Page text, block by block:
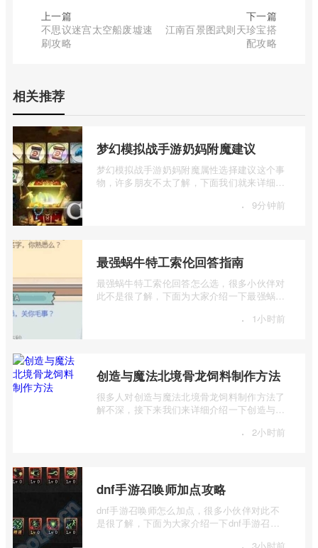
上一篇
不思议迷宫太空船废墟速
刷攻略
下一篇
江南百景图武则天珍宝搭
配攻略
相关推荐
梦幻模拟战手游奶妈附魔建议
梦幻模拟战手游奶妈附魔属性选择建议这个事
物，许多朋友不太了解，下面我们就来详细介
· 9分钟前
最强蜗牛特工索伦回答指南
最强蜗牛特工索伦回答怎么选，很多小伙伴对
此不是很了解，下面为大家介绍一下最强蜗牛
· 1小时前
创造与魔法北境骨龙饲料制作方法
很多人对创造与魔法北境骨龙饲料制作方法了
解不深，接下来我们来详细介绍一下创造与魔
· 2小时前
dnf手游召唤师加点攻略
dnf手游召唤师怎么加点，很多小伙伴对此不
是很了解，下面为大家介绍一下dnf手游召唤